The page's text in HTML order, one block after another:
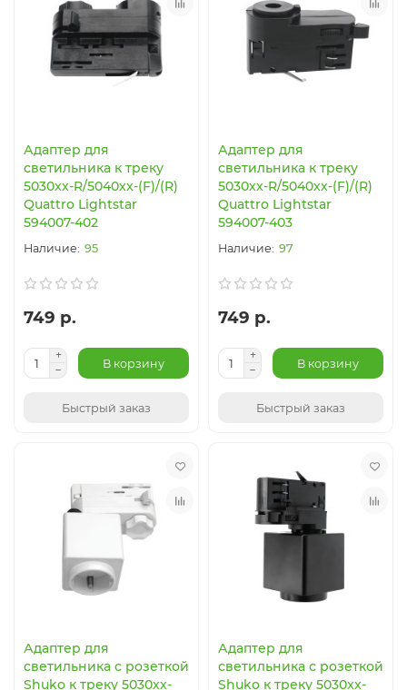
Адаптер для
светильника к треку
5030xx-R/5040xx-(F)/(R)
Quattro Lightstar
594007-402
95
749 р.
В корзину
Быстрый заказ
Адаптер для
светильника к треку
5030xx-R/5040xx-(F)/(R)
Quattro Lightstar
594007-403
97
749 р.
В корзину
Быстрый заказ
Адаптер для
светильника с розеткой
Shuko к треку 5030xx-
Адаптер для
светильника с розеткой
Shuko к треку 5030xx-